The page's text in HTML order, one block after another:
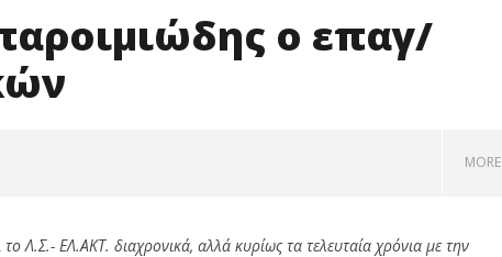
ο επαγ/
MORE
Λ.Σ.- ΕΛ.ΑΚΤ. διαχρονικά, αλλά κυρίως τα τελευταία χρόνια με την